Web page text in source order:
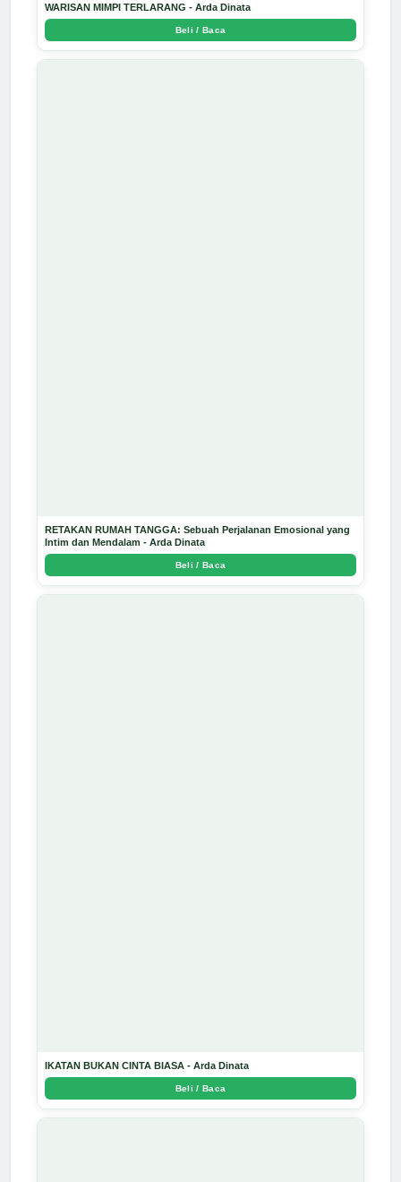
WARISAN MIMPI TERLARANG - Arda Dinata
Beli / Baca
RETAKAN RUMAH TANGGA: Sebuah Perjalanan Emosional yang
Intim dan Mendalam - Arda Dinata
Beli / Baca
IKATAN BUKAN CINTA BIASA - Arda Dinata
Beli / Baca